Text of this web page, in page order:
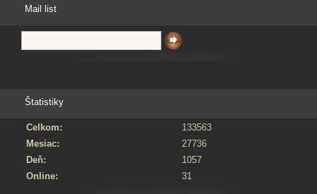
Mail list
Štatistiky
Online: 31
Celkom:
133563
Mesiac:
27736
Deň:
1057